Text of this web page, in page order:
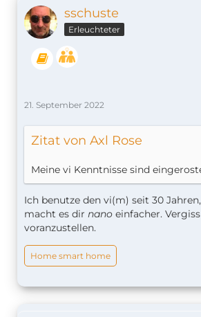
sschuste
Erleuchteter
21. September 2022
Zitat von Axl Rose
Meine vi Kenntnisse sind
Ich benutze den vi(m) seit 30
macht es dir nano einfacher.
voranzustellen.
Home smart home